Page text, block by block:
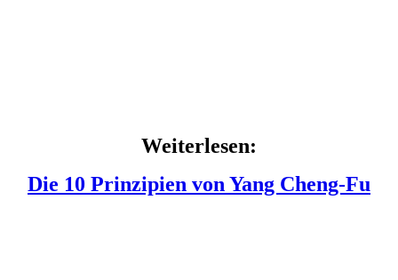
Weiterlesen:
Die 10 Prinzipien von Yang Cheng-Fu